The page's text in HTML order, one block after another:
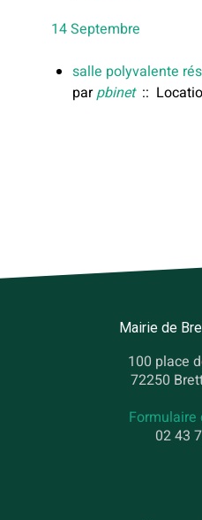
14 Septembre
salle polyvalente
parpbinet::
Mairie de
100 place
72250
02 43